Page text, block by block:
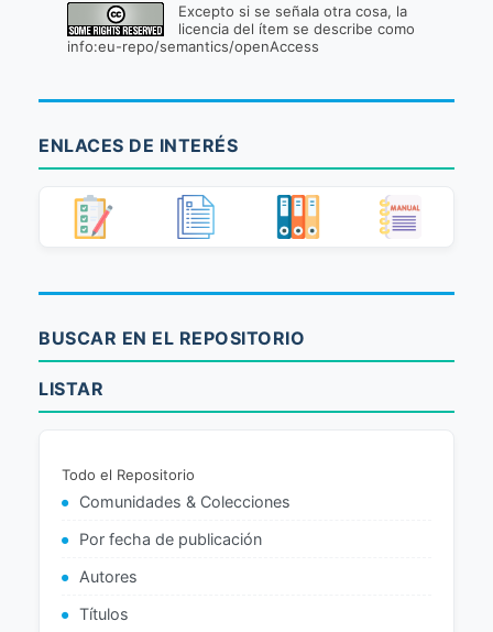
Excepto si se señala otra cosa, la
licencia del ítem se describe como
info:eu-repo/semantics/openAccess
ENLACES DE INTERÉS
BUSCAR EN EL REPOSITORIO
LISTAR
Todo el Repositorio
Comunidades & Colecciones
Por fecha de publicación
Autores
Títulos